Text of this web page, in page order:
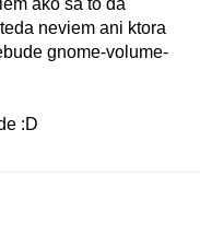
ako sa to da
neviem ani ktora
gnome-volume-
:D